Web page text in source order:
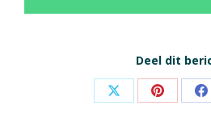
Deel dit
Share Share